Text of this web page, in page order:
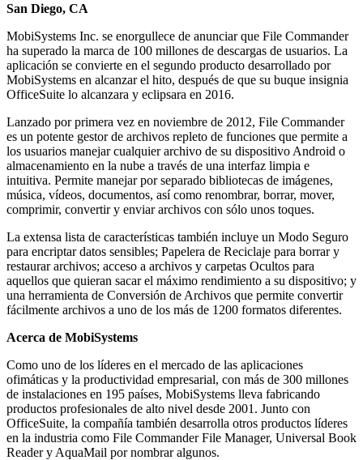
San Diego, CA
MobiSystems Inc. se enorgullece de anunciar que File Commander
ha superado la marca de 100 millones de descargas de usuarios. La
aplicación se convierte en el segundo producto desarrollado por
MobiSystems en alcanzar el hito, después de que su buque insignia
OfficeSuite lo alcanzara y eclipsara en 2016.
Lanzado por primera vez en noviembre de 2012, File Commander
es un potente gestor de archivos repleto de funciones que permite a
los usuarios manejar cualquier archivo de su dispositivo Android o
almacenamiento en la nube a través de una interfaz limpia e
intuitiva. Permite manejar por separado bibliotecas de imágenes,
música, vídeos, documentos, así como renombrar, borrar, mover,
comprimir, convertir y enviar archivos con sólo unos toques.
La extensa lista de características también incluye un Modo Seguro
para encriptar datos sensibles; Papelera de Reciclaje para borrar y
restaurar archivos; acceso a archivos y carpetas Ocultos para
aquellos que quieran sacar el máximo rendimiento a su dispositivo; y
una herramienta de Conversión de Archivos que permite convertir
fácilmente archivos a uno de los más de 1200 formatos diferentes.
Acerca de MobiSystems
Como uno de los líderes en el mercado de las aplicaciones
ofimáticas y la productividad empresarial, con más de 300 millones
de instalaciones en 195 países, MobiSystems lleva fabricando
productos profesionales de alto nivel desde 2001. Junto con
OfficeSuite, la compañía también desarrolla otros productos líderes
en la industria como File Commander File Manager, Universal Book
Reader y AquaMail por nombrar algunos.